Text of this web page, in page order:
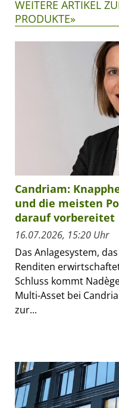
WEITERE ARTIKEL
PRODUKTE»
Candriam:
und die meisten
darauf vorbereitet
16.07.2026, 15:20 Uhr
Das Anlagesystem,
Renditen
Schluss kommt
Multi-Asset bei
zur...